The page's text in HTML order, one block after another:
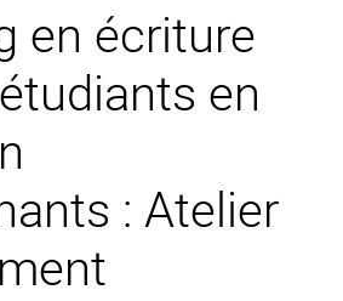
en écriture
en
: Atelier